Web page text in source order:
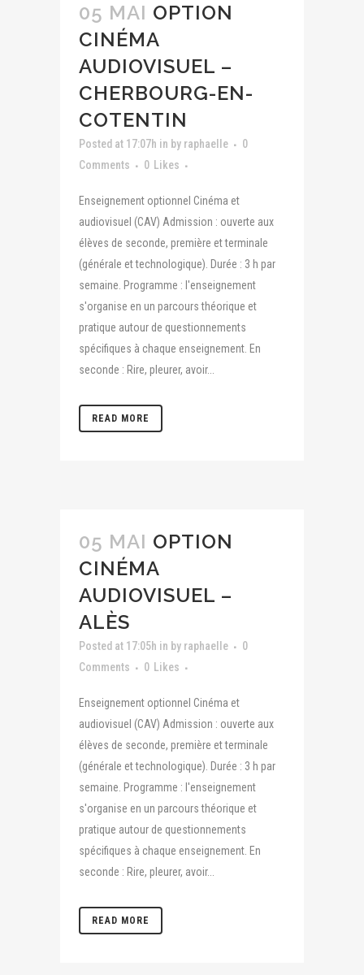
05 MAI OPTION
CINÉMA
AUDIOVISUEL –
CHERBOURG-EN-
COTENTIN
Posted at 17:07h in by raphaelle
0
Comments
0 Likes
Enseignement optionnel Cinéma et
audiovisuel (CAV) Admission : ouverte aux
élèves de seconde, première et terminale
(générale et technologique). Durée : 3 h par
semaine. Programme : l'enseignement
s'organise en un parcours théorique et
pratique autour de questionnements
spécifiques à chaque enseignement. En
seconde : Rire, pleurer, avoir...
READ MORE
05 MAI OPTION
CINÉMA
AUDIOVISUEL –
ALÈS
Posted at 17:05h in by raphaelle
0
Comments
0 Likes
Enseignement optionnel Cinéma et
audiovisuel (CAV) Admission : ouverte aux
élèves de seconde, première et terminale
(générale et technologique). Durée : 3 h par
semaine. Programme : l'enseignement
s'organise en un parcours théorique et
pratique autour de questionnements
spécifiques à chaque enseignement. En
seconde : Rire, pleurer, avoir...
READ MORE